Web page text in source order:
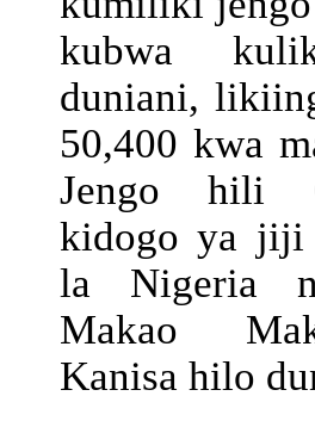
kubwa
duniani,
50,400 kwa
Jengo hili
kidogo ya jiji
la Nigeria
Makao
Kanisa hilo